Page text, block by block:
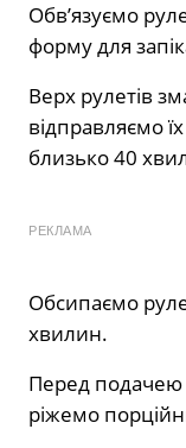
Обв’язуємо
форму для
Верх рулетів
відправляємо
близько 40
РЕКЛАМА
Обсипаємо
хвилин.
Перед
ріжемо